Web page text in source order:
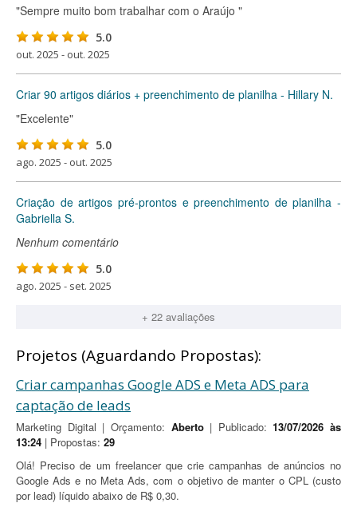
"Sempre muito bom trabalhar com o Araújo "
5.0
out. 2025 - out. 2025
Criar 90 artigos diários + preenchimento de planilha - Hillary N.
"Excelente"
5.0
ago. 2025 - out. 2025
Criação de artigos pré-prontos e preenchimento de planilha -
Gabriella S.
Nenhum comentário
5.0
ago. 2025 - set. 2025
+ 22 avaliações
Projetos (Aguardando Propostas):
Criar campanhas Google ADS e Meta ADS para
captação de leads
Marketing Digital | Orçamento: Aberto| Publicado:13/07/2026 às
13:24 | Propostas: 29
Olá! Preciso de um freelancer que crie campanhas de anúncios no
Google Ads e no Meta Ads, com o objetivo de manter o CPL (custo
por lead) líquido abaixo de R$ 0,30.